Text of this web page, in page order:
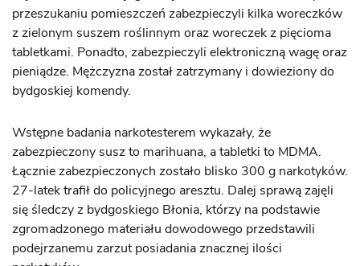
przeszukaniu pomieszczeń zabezpieczyli kilka woreczków
z zielonym suszem roślinnym oraz woreczek z pięcioma
tabletkami. Ponadto, zabezpieczyli elektroniczną wagę oraz
pieniądze. Mężczyzna został zatrzymany i dowieziony do
bydgoskiej komendy.
Wstępne badania narkotesterem wykazały, że
zabezpieczony susz to marihuana, a tabletki to MDMA.
Łącznie zabezpieczonych zostało blisko 300 g narkotyków.
27-latek trafił do policyjnego aresztu. Dalej sprawą zajęli
się śledczy z bydgoskiego Błonia, którzy na podstawie
zgromadzonego materiału dowodowego przedstawili
podejrzanemu zarzut posiadania znacznej ilości